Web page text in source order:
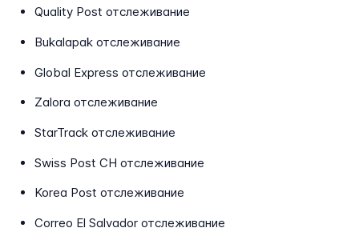
Quality Post отслеживание
Bukalapak отслеживание
Global Express отслеживание
Zalora отслеживание
StarTrack отслеживание
Swiss Post CH отслеживание
Korea Post отслеживание
Correo El Salvador отслеживание